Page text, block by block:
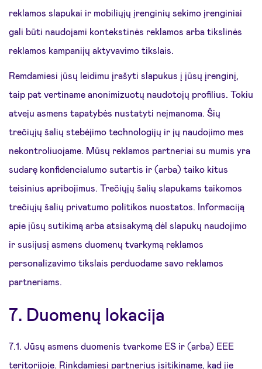
reklamos slapukai ir mobiliųjų įrenginių sekimo įrenginiai
gali būti naudojami kontekstinės reklamos arba tikslinės
reklamos kampanijų aktyvavimo tikslais.
Remdamiesi jūsų leidimu įrašyti slapukus į jūsų įrenginį,
taip pat vertiname anonimizuotų naudotojų profilius. Tokiu
atveju asmens tapatybės nustatyti neįmanoma. Šių
trečiųjų šalių stebėjimo technologijų ir jų naudojimo mes
nekontroliuojame. Mūsų reklamos partneriai su mumis yra
sudarę konfidencialumo sutartis ir (arba) taiko kitus
teisinius apribojimus. Trečiųjų šalių slapukams taikomos
trečiųjų šalių privatumo politikos nuostatos. Informaciją
apie jūsų sutikimą arba atsisakymą dėl slapukų naudojimo
ir susijusį asmens duomenų tvarkymą reklamos
personalizavimo tikslais perduodame savo reklamos
partneriams.
7. Duomenų lokacija
7.1. Jūsų asmens duomenis tvarkome ES ir (arba) EEE
teritorijoje. Rinkdamiesi partnerius įsitikiname, kad jie